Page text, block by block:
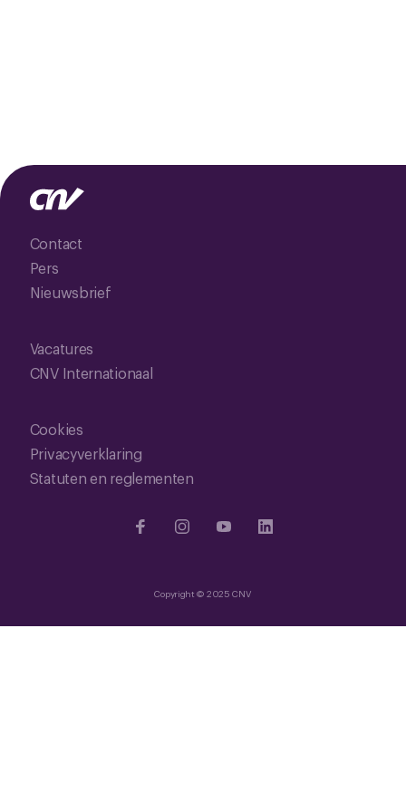
Contact
Pers
Nieuwsbrief
Vacatures
CNV Internationaal
Cookies
Privacyverklaring
Statuten en reglementen
Copyright © 2025 CNV